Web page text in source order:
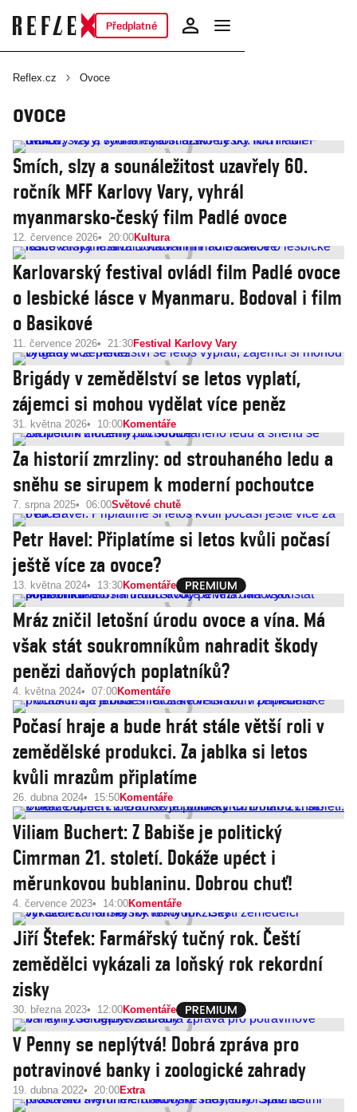
Předplatné
Reflex.cz Ovoce
ovoce
Smích, slzy a sounáležitost uzavřely 60.
ročník MFF Karlovy Vary, vyhrál
myanmarsko-český film Padlé ovoce
12. července 2026 20:00Kultura
Karlovarský festival ovládl film Padlé ovoce
o lesbické lásce v Myanmaru. Bodoval i film
o Basikové
11. července 2026 21:30Festival Karlovy Vary
Brigády v zemědělství se letos vyplatí,
zájemci si mohou vydělat více peněz
31. května 2026 10:00Komentáře
Za historií zmrzliny: od strouhaného ledu a
sněhu se sirupem k moderní pochoutce
7. srpna 2025 06:00Světové chutě
Petr Havel: Připlatíme si letos kvůli počasí
ještě více za ovoce?
13. května 2024 13:30Komentáře
Mráz zničil letošní úrodu ovoce a vína. Má
však stát soukromníkům nahradit škody
penězi daňových poplatníků?
4. května 2024 07:00Komentáře
Počasí hraje a bude hrát stále větší roli v
zemědělské produkci. Za jablka si letos
kvůli mrazům připlatíme
26. dubna 2024 15:50Komentáře
Viliam Buchert: Z Babiše je politický
Cimrman 21. století. Dokáže upéct i
měrunkovou bublaninu. Dobrou chuť!
4. července 2023 14:00Komentáře
Jiří Štefek: Farmářský tučný rok. Čeští
zemědělci vykázali za loňský rok rekordní
zisky
30. března 2023 12:00Komentáře
V Penny se neplýtvá! Dobrá zpráva pro
potravinové banky i zoologické zahrady
19. dubna 2022 20:00Extra